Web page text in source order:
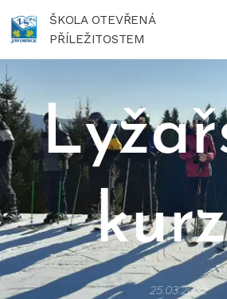
ŠKOLA OTEVŘENÁ
PŘÍLEŽITOSTEM
25.03.2022